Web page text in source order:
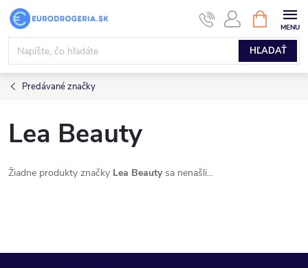
Prejsť
obsah
HĽADAŤ
KOŠÍK
Predávané značky
Lea Beauty
Žiadne produkty značky Lea Beautysa nenašli...